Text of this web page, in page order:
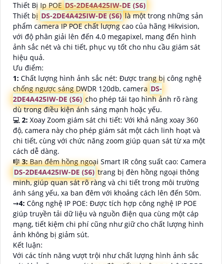
Thiết Bị Ip POEDS-2DE4A425IW-DE (S6)
Thiết bị DS-2DE4A425IW-DE (S6)là một trong những sản
phẩm camera IP POE chất lượng cao của hãng Hikvision,
với độ phân giải lên đến 4.0 megapixel, mang đến hình
ảnh sắc nét và chi tiết, phục vụ tốt cho nhu cầu giám sát
hiệu quả.
Ưu điểm:
1: Chất lượng hình ảnh sắc nét: Được trang bị công nghệ
chống ngược sáng DWDR 120db, camera DS-
2DE4A425IW-DE (S6) cho phép tái tạo hình ảnh rõ ràng
dù trong điều kiện ánh sáng mạnh hoặc yếu.
💻 2: Xoay Zoom giám sát chi tiết: Với khả năng xoay 360
độ, camera này cho phép giám sát một cách linh hoạt và
chi tiết, cùng với chức năng zoom giúp quan sát từ xa một
cách dễ dàng.
🎼️3:Ban đêm hồng ngoại Smart IR công suất cao: Camera
DS-2DE4A425IW-DE (S6) trang bị đèn hồng ngoại thông
minh, giúp quan sát rõ ràng và chi tiết trong môi trường
ánh sáng yếu, xa ban đêm với khoảng cách lên đến 50m.
⇝4: Công nghệ IP POE: Được tích hợp công nghệ IP POE
giúp truyền tải dữ liệu và nguồn điện qua cùng một cáp
mạng, tiết kiệm chi phí cũng như giữ cho chất lượng hình
ảnh không bị giảm sút.
Kết luận:
Với các tính năng vượt trội như chất lượng hình ảnh sắc